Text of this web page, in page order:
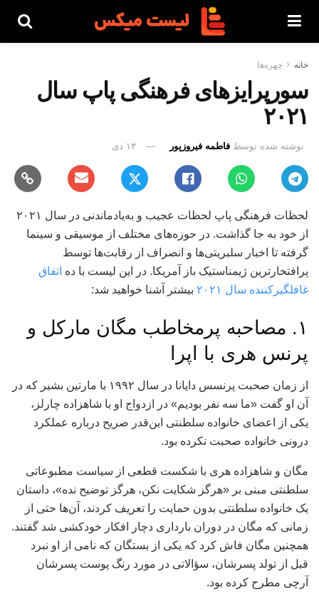
خانه چهره‌ها
سورپرایزهای فرهنگی پاپ سال
۲۰۲۱
نوشته شده توسط فاطمه فیروزپور ۱۳ دی
لحظات فرهنگی پاپ لحظات عجیب و به‌یادماندنی در سال ۲۰۲۱
از خود به جا گذاشت. در حوزه‌های مختلف از موسیقی و سینما
گرفته تا اخبار سلبریتی‌ها و انصراف از رقابت‌ها توسط
پرافتخارترین ژیمناستیک باز آمریکا. در این لیست با ده اتفاق
غافلگیرکننده سال ۲۰۲۱
بیشتر آشنا خواهید شد:
۱. مصاحبه پرمخاطب مگان مارکل و
پرنس هری با اپرا
از زمان صحبت پرنسس دایانا در سال ۱۹۹۲ با مارتین بشیر که در
آن او گفت «ما سه نفر بودیم» در ازدواج او با شاهزاده چارلز،
یکی از اعضای خانواده سلطنتی این‌قدر صریح درباره عملکرد
درونی خانواده صحبت نکرده بود.
مگان و شاهزاده هری با شکست قطعی از سیاست مطبوعاتی
سلطنتی مبنی بر «هرگز شکایت نکن، هرگز توضیح نده»، داستان
یک خانواده سلطنتی بدون حمایت را تعریف کردند، آن‌ها حتی از
زمانی که مگان در دوران بارداری دچار افکار خودکشی شد گفتند.
همچنین مگان فاش کرد که یکی از بستگان که نامی از او نبرد
قبل از تولد پسرشان، سؤالاتی در مورد رنگ پوست پسرشان
آرچی مطرح کرده بود.